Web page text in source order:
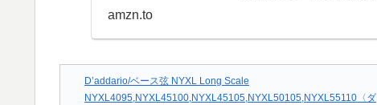
amzn.to
D’addario/ベース弦 NYXL Long Scale
NYXL4095,NYXL45100,NYXL45105,NYXL50105,NYXL55110〈ダ